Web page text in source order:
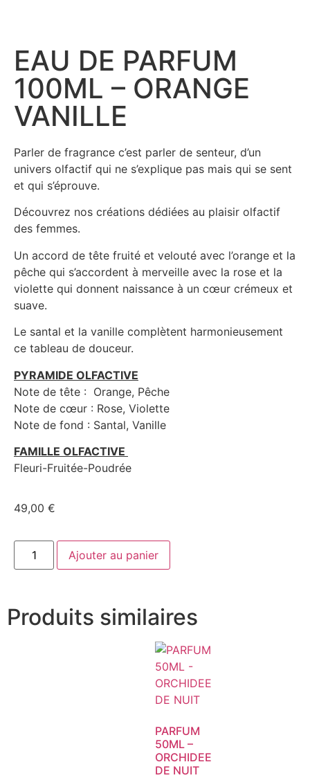
EAU DE PARFUM
100ML – ORANGE
VANILLE
Parler de fragrance c’est parler de senteur, d’un
univers olfactif qui ne s’explique pas mais qui se sent
et qui s’éprouve.
Découvrez nos créations dédiées au plaisir olfactif
des femmes.
Un accord de tête fruité et velouté avec l’orange et la
pêche qui s’accordent à merveille avec la rose et la
violette qui donnent naissance à un cœur crémeux et
suave.
Le santal et la vanille complètent harmonieusement
ce tableau de douceur.
PYRAMIDE OLFACTIVE
Note de tête : Orange, Pêche
Note de cœur : Rose, Violette
Note de fond : Santal, Vanille
FAMILLE OLFACTIVE
Fleuri-Fruitée-Poudrée
49,00 €
Ajouter au panier
Produits similaires
PARFUM
50ML –
ORCHIDEE
DE NUIT